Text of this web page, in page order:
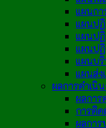
แผนกา
แผนป
แผนป
แผนป
แผนบริ
แผนส่
ผลการดำเนิ
ผลการ
การติด
ผลกา